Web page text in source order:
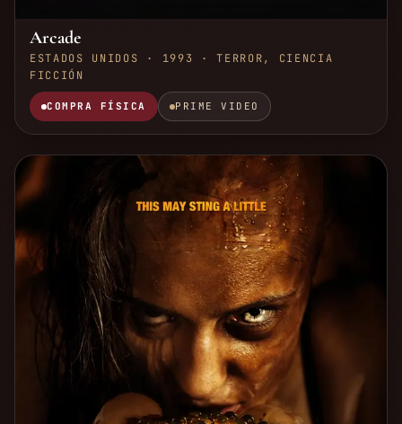
Arcade
ESTADOS UNIDOS · 1993 · TERROR, CIENCIA
FICCIÓN
COMPRA FÍSICA PRIME VIDEO